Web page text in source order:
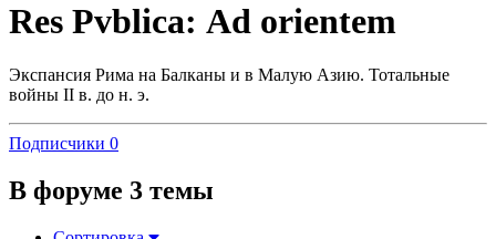
Res Pvblica: Аd orientem
Экспансия Рима на Балканы и в Малую Азию. Тотальные
войны II в. до н. э.
Подписчики 0
В форуме 3 темы